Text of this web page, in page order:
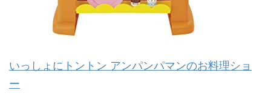
いっしょにトントン アンパンパマンのお料理ショ
ー